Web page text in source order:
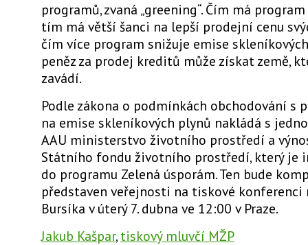
programů, zvaná „greening“. Čím má program
tím má větší šanci na lepší prodejní cenu
čím více program snižuje emise
peněz za prodej kreditů může získat země,
zavádí.
Podle zákona o podmínkách obchodování s
na emise skleníkových plynů nakládá s
AAU ministerstvo životního prostředí a
Státního fondu životního prostředí, který je
do programu Zelená úsporám. Ten bude
představen veřejnosti na tiskové
Bursíka v úterý 7. dubna ve 12:00 v Praze.
Jakub Kašpar, tiskový mluvčí MŽP